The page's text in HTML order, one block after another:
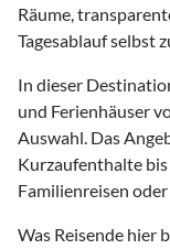
Räume,
Tagesablauf selbst
In dieser
und Ferienhäuser
Auswahl. Das
Kurzaufenthalte
Familienreisen
Was Reisende hier